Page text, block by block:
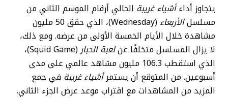
يتجاوز أداءأشياء غريبة الحالي أرقام الموسم الثاني من
مسلسلالأربعاء
(Wednesday)، الذي حقق 50 مليون
مشاهدة خلال الأيام الخمسة الأولى من عرضه. ومع ذلك،
لا يزال المسلسل متخلفًا عنلعبة الحبار
(Squid Game)،
الذي استقطب 106.3 مليون مشاهد عالمي على مدى
أسبوعين. من المتوقع أن يستمرأشياء غريبة في جمع
المزيد من المشاهدات مع اقتراب موعد عرض الجزء الثاني.